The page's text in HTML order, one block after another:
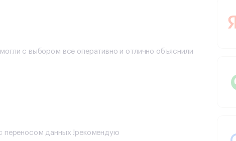
с выбором все оперативно и отлично объяснили
переносом данных !рекомендую